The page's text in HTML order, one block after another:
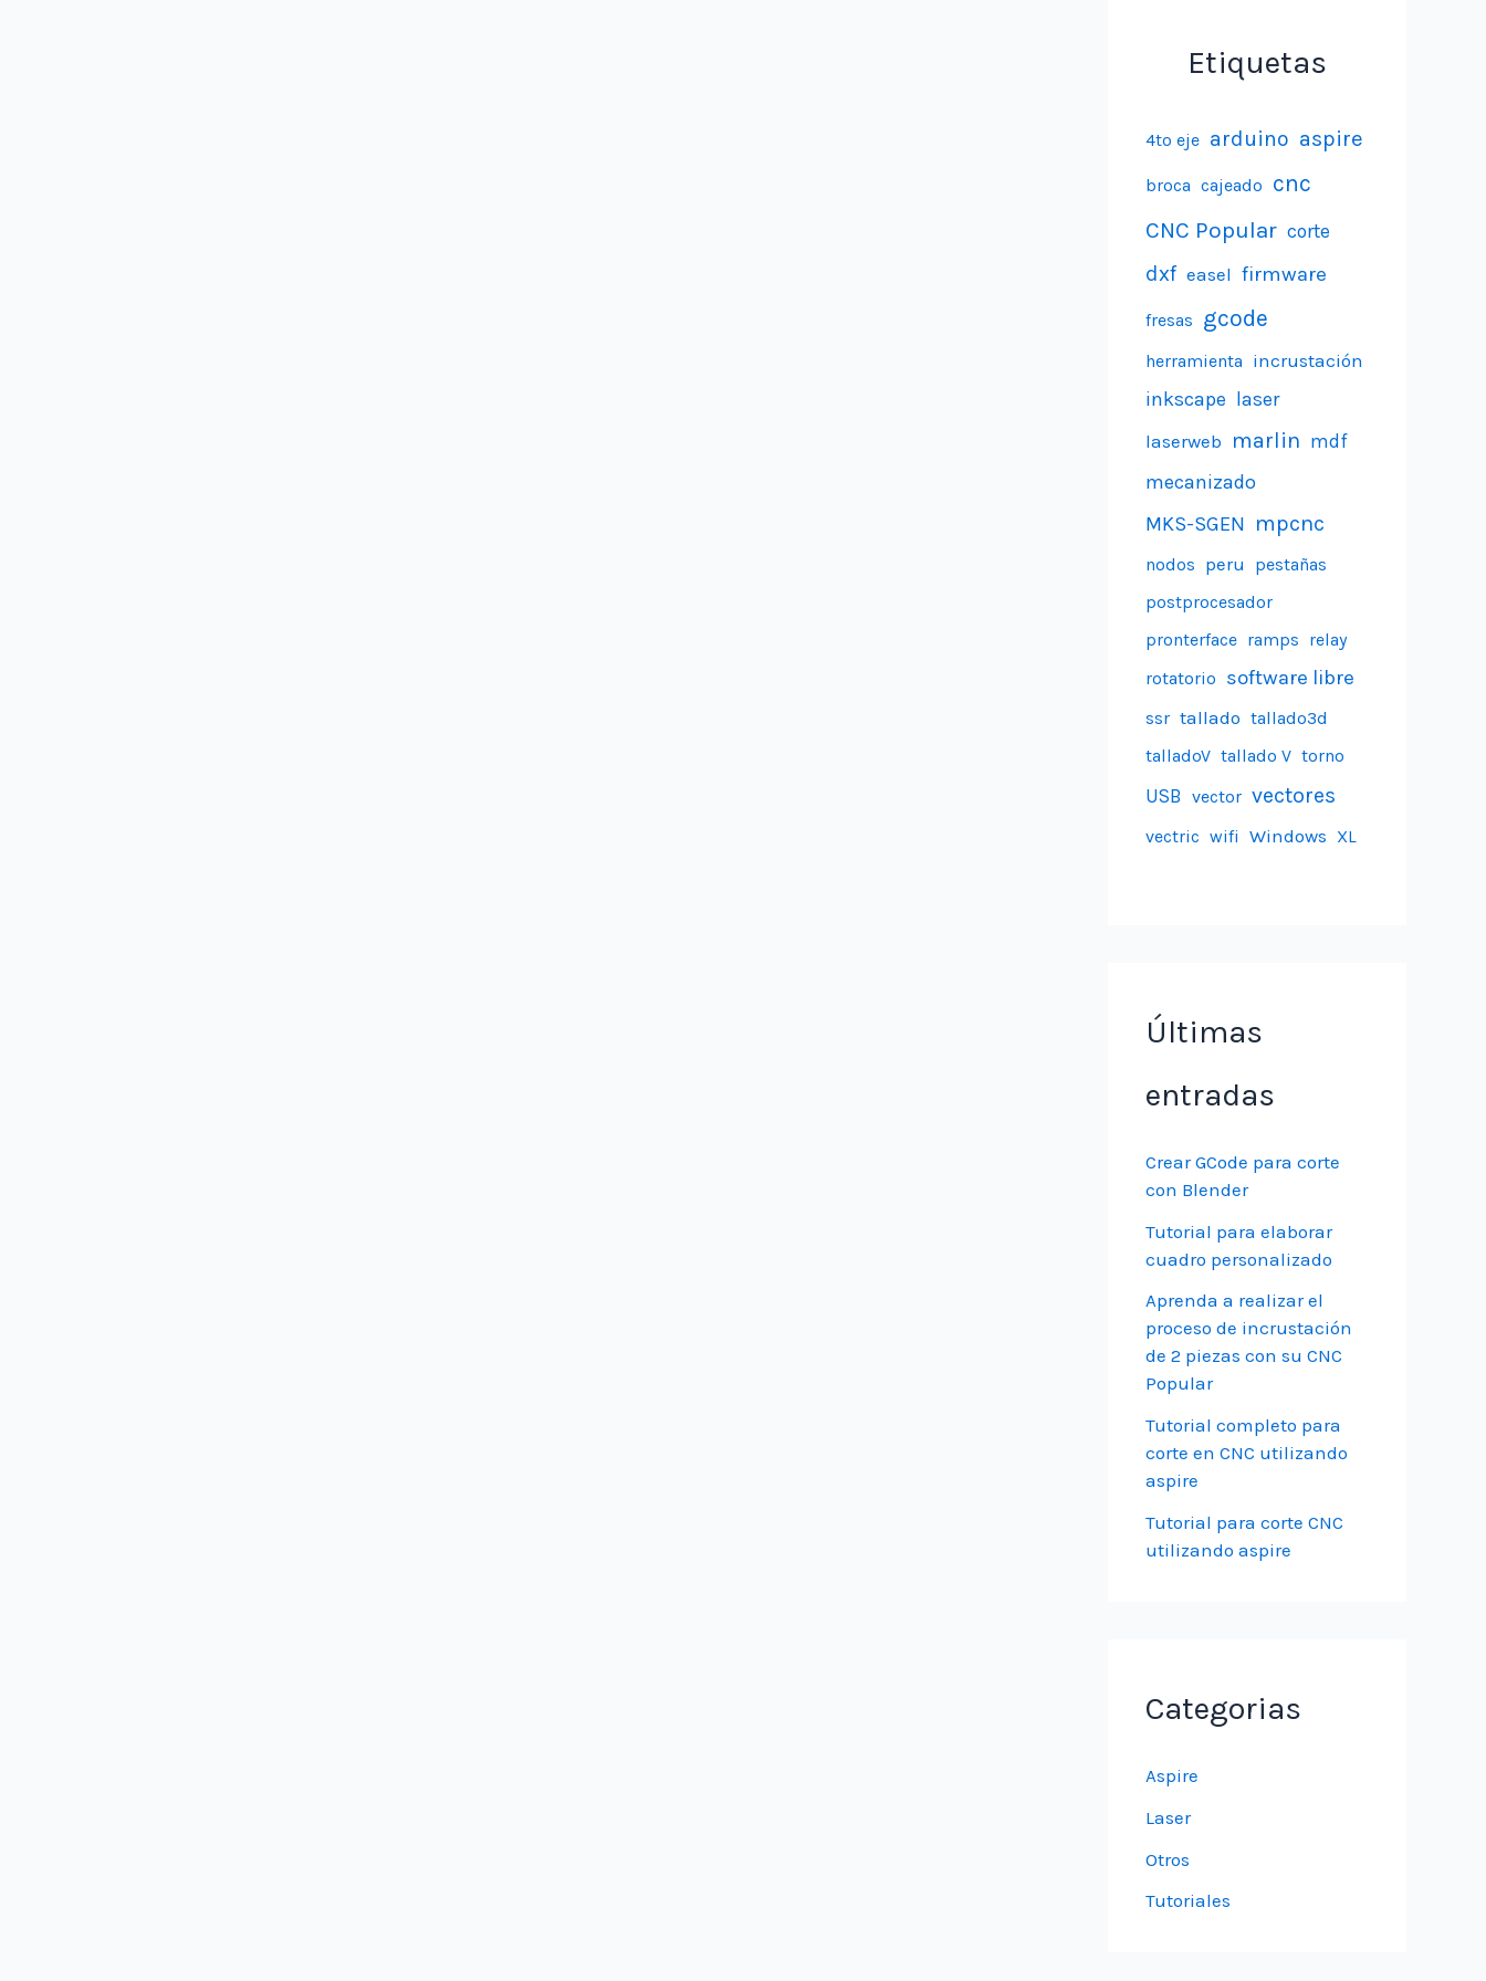
Etiquetas
4to eje arduino aspire
broca cajeado cnc
CNC Popular corte
dxf easel firmware
fresas gcode
herramienta incrustación
inkscape laser
laserweb marlin mdf
mecanizado
MKS-SGEN mpcnc
nodos peru
pestañas
postprocesador
pronterface ramps relay
rotatorio software libre
ssr tallado tallado3d
talladoV tallado V torno
USB vector vectores
vectric wifi Windows XL
Últimas
entradas
Crear GCode para corte
con Blender
Tutorial para elaborar
cuadro personalizado
Aprenda a realizar el
proceso de incrustación
de 2 piezas con su CNC
Popular
Tutorial completo para
corte en CNC utilizando
aspire
Tutorial para corte CNC
utilizando aspire
Categorias
Aspire
Laser
Otros
Tutoriales